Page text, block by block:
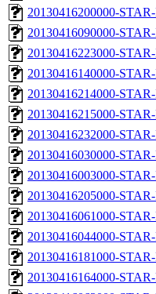
20130416200000-
20130416090000-
20130416223000-
20130416140000-
20130416214000-
20130416215000-
20130416232000-
20130416030000-
20130416003000-
20130416205000-
20130416061000-
20130416044000-
20130416181000-
20130416164000-